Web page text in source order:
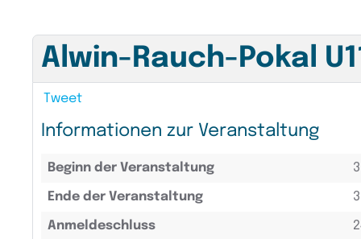
Alwin-Rauch-Pokal
Tweet
Informationen zur Veranstaltung
Beginn der Veranstaltung
Ende der Veranstaltung
Anmeldeschluss